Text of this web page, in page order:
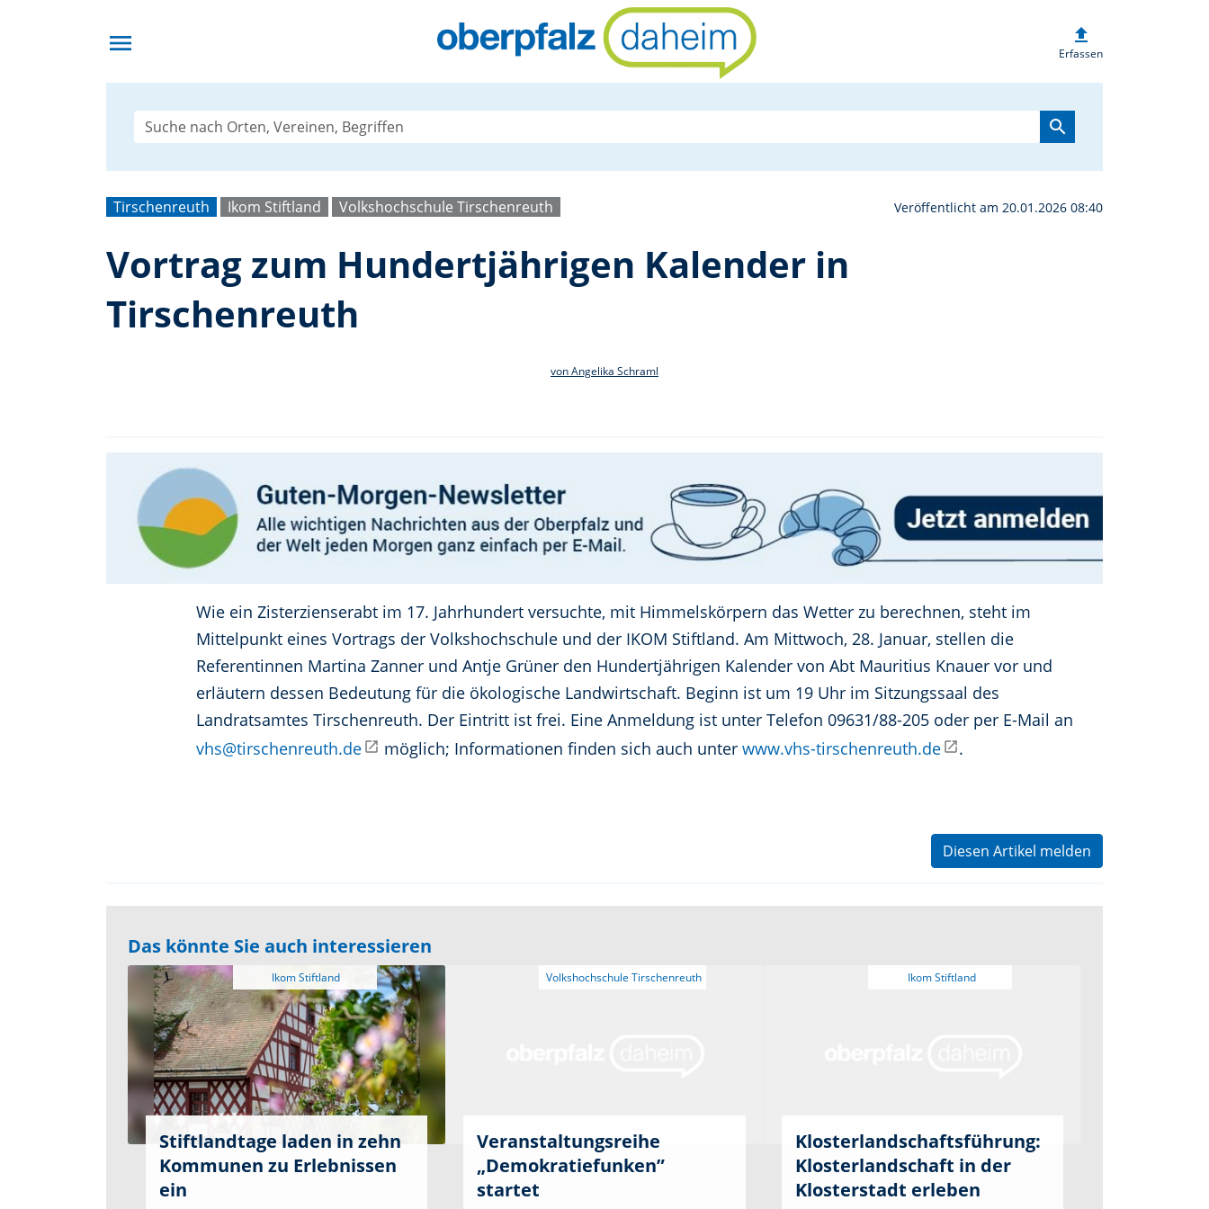
menu Vortrag zum Hundertjährigen
upload
Erfassen
search
Tirschenreuth Ikom Stiftland Volkshochschule Tirschenreuth Veröffentlicht am 20.01.2026 08:40
Vortrag zum Hundertjährigen Kalender in
Tirschenreuth
von Angelika Schraml
Wie ein Zisterzienserabt im 17. Jahrhundert versuchte, mit Himmelskörpern das Wetter zu berechnen, steht im
Mittelpunkt eines Vortrags der Volkshochschule und der IKOM Stiftland. Am Mittwoch, 28. Januar, stellen die
Referentinnen Martina Zanner und Antje Grüner den Hundertjährigen Kalender von Abt Mauritius Knauer vor und
erläutern dessen Bedeutung für die ökologische Landwirtschaft. Beginn ist um 19 Uhr im Sitzungssaal des
Landratsamtes Tirschenreuth. Der Eintritt ist frei. Eine Anmeldung ist unter Telefon 09631/88-205 oder per E-Mail an
vhs@tirschenreuth.de
möglich; Informationen finden sich auch unter www.vhs-tirschenreuth.de .
Diesen Artikel melden
Das könnte Sie auch interessieren
Stiftlandtage laden in zehn
Kommunen zu Erlebnissen
ein
Volkshochschule Tirschenreuth
Veranstaltungsreihe
„Demokratiefunken”
startet
Ikom Stiftland
Klosterlandschaftsführung:
Klosterlandschaft in der
Klosterstadt erleben